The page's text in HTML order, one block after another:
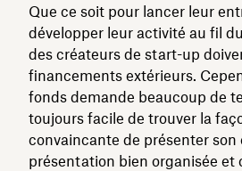
Que ce soit pour lancer leur
développer leur activité au fil
des créateurs de start-up
financements extérieurs.
fonds demande beaucoup de
toujours facile de trouver la
convaincante de présenter son
présentation bien organisée et